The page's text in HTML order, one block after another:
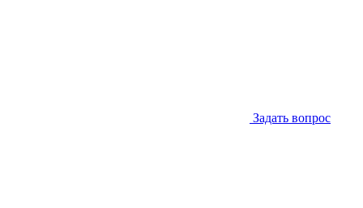
Задать вопрос